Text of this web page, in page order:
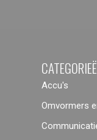
Accu's
Omvormers